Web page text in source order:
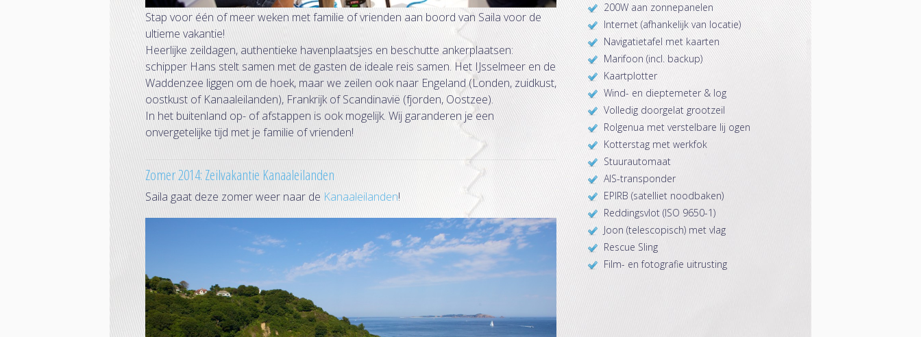
Stap voor één of meer weken met familie of vrienden aan boord van Saila voor de
ultieme vakantie!
Heerlijke zeildagen, authentieke havenplaatsjes en beschutte ankerplaatsen:
schipper Hans stelt samen met de gasten de ideale reis samen. Het IJsselmeer en de
Waddenzee liggen om de hoek, maar we zeilen ook naar Engeland (Londen, zuidkust,
oostkust of Kanaaleilanden), Frankrijk of Scandinavië (fjorden, Oostzee).
In het buitenland op- of afstappen is ook mogelijk. Wij garanderen je een
onvergetelijke tijd met je familie of vrienden!
Zomer 2014: Zeilvakantie Kanaaleilanden
Saila gaat deze zomer weer naar de Kanaaleilanden!
200W aan zonnepanelen
Internet (afhankelijk van locatie)
Navigatietafel met kaarten
Marifoon (incl. backup)
Kaartplotter
Wind- en dieptemeter & log
Volledig doorgelat grootzeil
Rolgenua met verstelbare lij ogen
Kotterstag met werkfok
Stuurautomaat
AIS-transponder
EPIRB (satelliet noodbaken)
Reddingsvlot (ISO 9650-1)
Joon (telescopisch) met vlag
Rescue Sling
Film- en fotografie uitrusting